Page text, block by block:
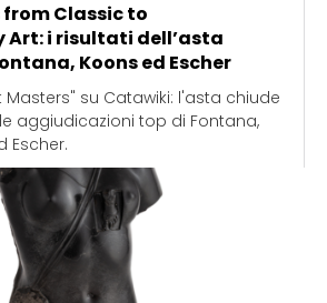
Classic to
Art: i risultati dell’asta
Koons ed Escher
Masters" su Catawiki: l'asta chiude
aggiudicazioni top di Fontana,
Escher.